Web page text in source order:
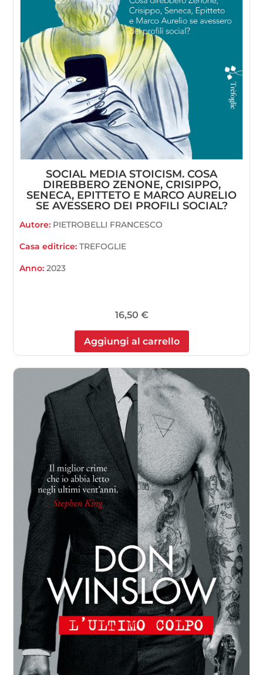
SOCIAL MEDIA STOICISM. COSA
DIREBBERO ZENONE, CRISIPPO,
SENECA, EPITTETO E MARCO AURELIO
SE AVESSERO DEI PROFILI SOCIAL?
Autore: PIETROBELLI FRANCESCO
Casa editrice:TREFOGLIE
Anno:2023
16,50 €
Aggiungi al carrello